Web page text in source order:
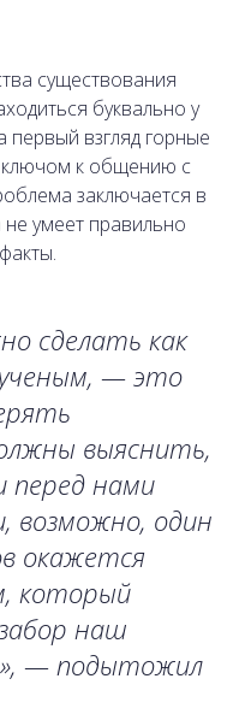
существования
буквально у
взгляд горные
ключом к общению с
заключается в
умеет правильно
сделать как
— это
выяснить,
перед нами
возможно, один
окажется
который
наш
— подытожил